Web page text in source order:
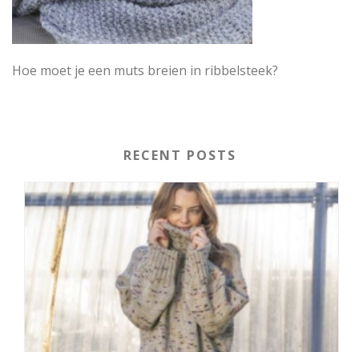
Hoe moet je een muts breien in ribbelsteek?
RECENT POSTS